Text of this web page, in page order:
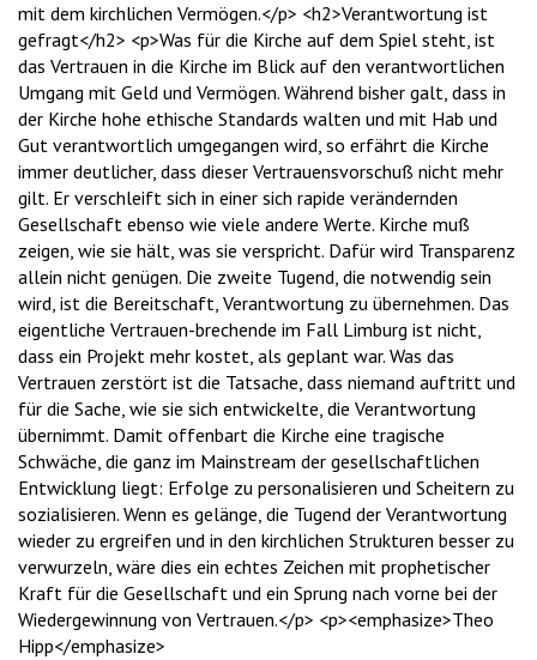
mit dem kirchlichen Vermögen.</p> <h2>Verantwortung ist
gefragt</h2> <p>Was für die Kirche auf dem Spiel steht, ist
das Vertrauen in die Kirche im Blick auf den verantwortlichen
Umgang mit Geld und Vermögen. Während bisher galt, dass in
der Kirche hohe ethische Standards walten und mit Hab und
Gut verantwortlich umgegangen wird, so erfährt die Kirche
immer deutlicher, dass dieser Vertrauensvorschuß nicht mehr
gilt. Er verschleift sich in einer sich rapide verändernden
Gesellschaft ebenso wie viele andere Werte. Kirche muß
zeigen, wie sie hält, was sie verspricht. Dafür wird Transparenz
allein nicht genügen. Die zweite Tugend, die notwendig sein
wird, ist die Bereitschaft, Verantwortung zu übernehmen. Das
eigentliche Vertrauen-brechende im Fall Limburg ist nicht,
dass ein Projekt mehr kostet, als geplant war. Was das
Vertrauen zerstört ist die Tatsache, dass niemand auftritt und
für die Sache, wie sie sich entwickelte, die Verantwortung
übernimmt. Damit offenbart die Kirche eine tragische
Schwäche, die ganz im Mainstream der gesellschaftlichen
Entwicklung liegt: Erfolge zu personalisieren und Scheitern zu
sozialisieren. Wenn es gelänge, die Tugend der Verantwortung
wieder zu ergreifen und in den kirchlichen Strukturen besser zu
verwurzeln, wäre dies ein echtes Zeichen mit prophetischer
Kraft für die Gesellschaft und ein Sprung nach vorne bei der
Wiedergewinnung von Vertrauen.</p> <p><emphasize>Theo
Hipp</emphasize>